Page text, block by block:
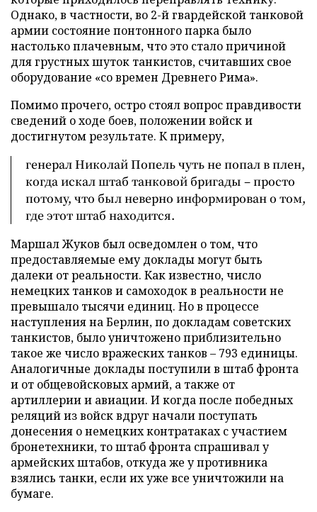
Однако, в частности, во 2-й гвардейской танковой
армии состояние понтонного парка было
настолько плачевным, что это стало причиной
для грустных шуток танкистов, считавших свое
оборудование «со времен Древнего Рима».
Помимо прочего, остро стоял вопрос правдивости
сведений о ходе боев, положении войск и
достигнутом результате. К примеру,
генерал Николай Попель чуть не попал в плен,
когда искал штаб танковой бригады – просто
потому, что был неверно информирован о том,
где этот штаб находится.
Маршал Жуков был осведомлен о том, что
предоставляемые ему доклады могут быть
далеки от реальности. Как известно, число
немецких танков и самоходок в реальности не
превышало тысячи единиц. Но в процессе
наступления на Берлин, по докладам советских
танкистов, было уничтожено приблизительно
такое же число вражеских танков – 793 единицы.
Аналогичные доклады поступили в штаб фронта
и от общевойсковых армий, а также от
артиллерии и авиации. И когда после победных
реляций из войск вдруг начали поступать
донесения о немецких контратаках с участием
бронетехники, то штаб фронта спрашивал у
армейских штабов, откуда же у противника
взялись танки, если их уже все уничтожили на
бумаге.